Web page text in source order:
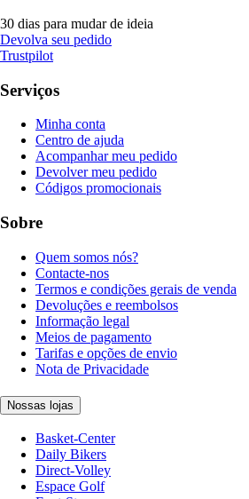
30 dias para mudar de ideia
Devolva seu pedido
Trustpilot
Serviços
Minha conta
Centro de ajuda
Acompanhar meu pedido
Devolver meu pedido
Códigos promocionais
Sobre
Quem somos nós?
Contacte-nos
Termos e condições gerais de venda
Devoluções e reembolsos
Informação legal
Meios de pagamento
Tarifas e opções de envio
Nota de Privacidade
Nossas lojas
Basket-Center
Daily Bikers
Direct-Volley
Espace Golf